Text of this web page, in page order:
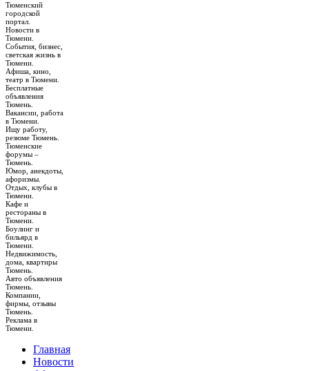
Тюменский
городской
портал.
Новости в
Тюмени.
События, бизнес,
светская жизнь в
Тюмени.
Афиша, кино,
театр в Тюмени.
Бесплатные
объявления
Тюмень.
Вакансии, работа
в Тюмени.
Ищу работу,
резюме Тюмень.
Тюменские
форумы –
Тюмень.
Юмор, анекдоты,
афоризмы.
Отдых, клубы в
Тюмени.
Кафе и
рестораны в
Тюмени.
Боулинг и
бильярд в
Тюмени.
Недвижимость,
дома, квартиры
Тюмень.
Авто объявления
Тюмень.
Компании,
фирмы, отзывы
Тюмень.
Реклама в
Тюмени.
Главная
Новости